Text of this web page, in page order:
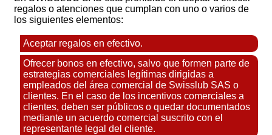
regalos o atenciones que cumplan con uno o varios de
los siguientes elementos:
Aceptar regalos en efectivo.
Ofrecer bonos en efectivo, salvo que formen parte de
estrategias comerciales legítimas dirigidas a
empleados del área comercial de Swisslub SAS o
clientes. En el caso de los incentivos comerciales a
clientes, deben ser públicos o quedar documentados
mediante un acuerdo comercial suscrito con el
representante legal del cliente.